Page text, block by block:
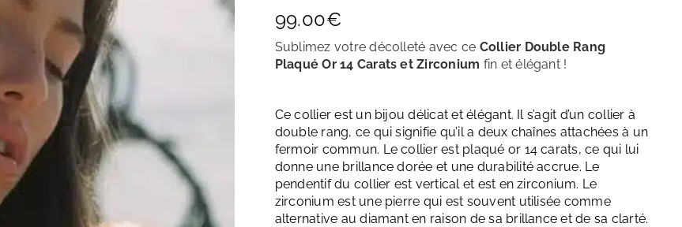
99.00€
Sublimez votre décolleté avec ce Collier Double Rang
Plaqué Or 14 Carats et Zirconium fin et élégant !
Ce collier est un bijou délicat et élégant. Il s’agit d’un collier à
double rang, ce qui signifie qu’il a deux chaînes attachées à un
fermoir commun. Le collier est plaqué or 14 carats, ce qui lui
donne une brillance dorée et une durabilité accrue. Le
pendentif du collier est vertical et est en zirconium. Le
zirconium est une pierre qui est souvent utilisée comme
alternative au diamant en raison de sa brillance et de sa clarté.